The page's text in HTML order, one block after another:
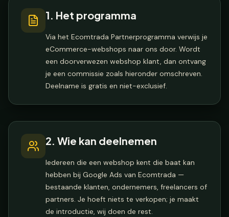
1. Het programma
Via het Ecomtrada Partnerprogramma verwijs je
eCommerce-webshops naar ons door. Wordt
een doorverwezen webshop klant, dan ontvang
je een commissie zoals hieronder omschreven.
Deelname is gratis en niet-exclusief.
2. Wie kan deelnemen
Iedereen die een webshop kent die baat kan
hebben bij Google Ads van Ecomtrada —
bestaande klanten, ondernemers, freelancers of
partners. Je hoeft niets te verkopen; je maakt
de introductie, wij doen de rest.